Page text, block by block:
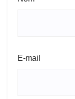
E-mail